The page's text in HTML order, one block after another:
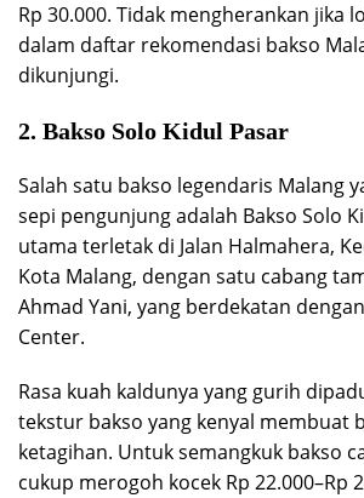
Rp 30.000. Tidak mengherankan jika
dalam daftar rekomendasi bakso
dikunjungi.
2. Bakso Solo Kidul Pasar
Salah satu bakso legendaris Malang
sepi pengunjung adalah Bakso Solo
utama terletak di Jalan Halmahera,
Kota Malang, dengan satu cabang
Ahmad Yani, yang berdekatan
Center.
Rasa kuah kaldunya yang gurih
tekstur bakso yang kenyal membuat
ketagihan. Untuk semangkuk bakso
cukup merogoh kocek Rp 22.000–Rp